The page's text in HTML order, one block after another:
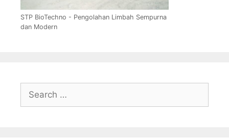
STP BioTechno - Pengolahan Limbah Sempurna
dan Modern
for: